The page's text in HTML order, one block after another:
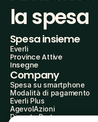
la spesa
Spesa insieme
Everli
Province Attive
Insegne
Company
Spesa su smartphone
Modalità di pagamento
Everli Plus
AgevolAzioni
Diventa Partner